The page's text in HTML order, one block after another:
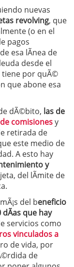
nuevas
revolving, que
(o en el
pagos
esa lÃ­nea de
desde el
por quÃ©
que abone esa
dÃ©bito, las de
comisionesy
retirada de
este medio de
A esto hay
y
del lÃ­mite de
del beneficio
que hay
servicios como
vinculados a
de vida, por
de